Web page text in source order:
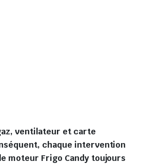
ventilateur et carte
chaque intervention
moteur Frigo Candy toujours